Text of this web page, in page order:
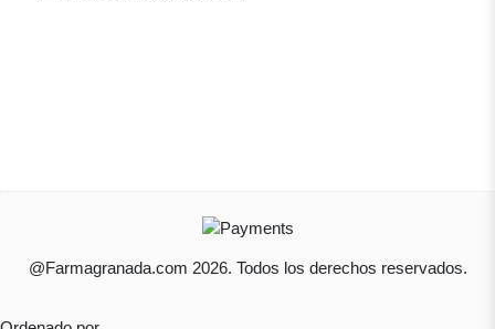
@Farmagranada.com 2026. Todos los derechos reservados.